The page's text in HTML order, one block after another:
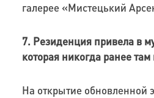
галерее «Мистецький
7. Резиденция привела в
которая никогда ранее
На открытие обновленной